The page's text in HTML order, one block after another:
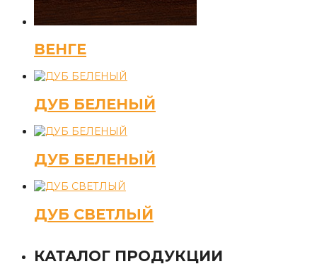
ВЕНГЕ
ДУБ БЕЛЕНЫЙ
ДУБ БЕЛЕНЫЙ
ДУБ СВЕТЛЫЙ
КАТАЛОГ ПРОДУКЦИИ